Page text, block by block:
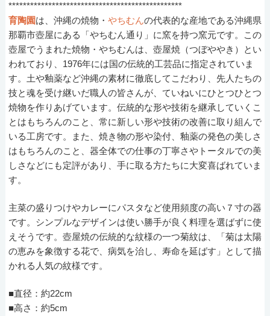
************************************************
育陶園は、沖縄の焼物・ やちむんの代表的な産地である沖縄県
那覇市壺屋にある「やちむん通り」に窯を持つ窯元です。この
壺屋でうまれた焼物・やちむんは、壺屋焼（つぼややき）とい
われており、1976年には国の伝統的工芸品に指定されていま
す。土や釉薬など沖縄の素材に徹底してこだわり、先人たちの
技と魂を受け継いだ職人の皆さんが、ていねいにひとつひとつ
焼物を作りあげています。伝統的な形や技術を継承していくこ
とはもちろんのこと、常に新しい形や技術の改善に取り組んで
いる工房です。また、焼き物の形や染付、釉薬の発色の美しさ
はもちろんのこと、器全体での仕事の丁寧さやトータルでの美
しさなどにも定評があり、手に取る方たちに大変喜ばれていま
す。
主菜の盛りつけやカレーにパスタなど使用頻度の高い７寸の器
です。シンプルなデザインは使い勝手が良く料理を選ばずに使
えそうです。壺屋焼の伝統的な紋様の一つ菊紋は、「菊は太陽
の恵みを象徴する花で、病気を治し、寿命を延ばす」として描
かれる人気の紋様です。
■直径：約22cm
■高さ：約5cm